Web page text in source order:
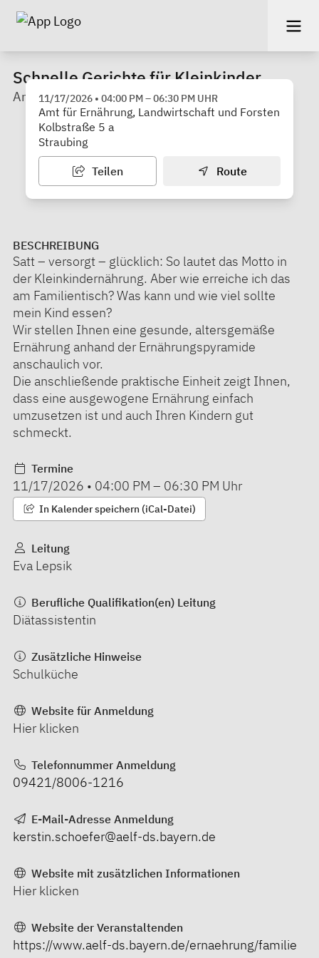
Schnelle Gerichte für Kleinkinder
Amt für Ernährung, Landwirtschaft und Forsten
11/17/2026 • 04:00 PM–06:30 PM UHR
Amt für Ernährung, Landwirtschaft und Forsten
Kolbstraße 5 a
Straubing
Teilen Route
BESCHREIBUNG
Satt – versorgt – glücklich: So lautet das Motto in
der Kleinkindernährung. Aber wie erreiche ich das
am Familientisch? Was kann und wie viel sollte
mein Kind essen?
Wir stellen Ihnen eine gesunde, altersgemäße
Ernährung anhand der Ernährungspyramide
anschaulich vor.
Die anschließende praktische Einheit zeigt Ihnen,
dass eine ausgewogene Ernährung einfach
umzusetzen ist und auch Ihren Kindern gut
schmeckt.
Termine
11/17/2026 • 04:00 PM – 06:30 PM Uhr
In Kalender speichern (iCal-Datei)
Leitung
Eva Lepsik
Berufliche Qualifikation(en) Leitung
Diätassistentin
Zusätzliche Hinweise
Schulküche
Website für Anmeldung
Hier klicken
Telefonnummer Anmeldung
09421/8006-1216
E-Mail-Adresse Anmeldung
kerstin.schoefer@aelf-ds.bayern.de
Website mit zusätzlichen Informationen
Hier klicken
Website der Veranstaltenden
https://www.aelf-ds.bayern.de/ernaehrung/familie